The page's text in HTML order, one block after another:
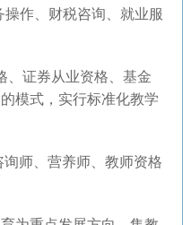
作、财税咨询、就业服
、证券从业资格、基金
模式，实行标准化教学
师、营养师、教师资格